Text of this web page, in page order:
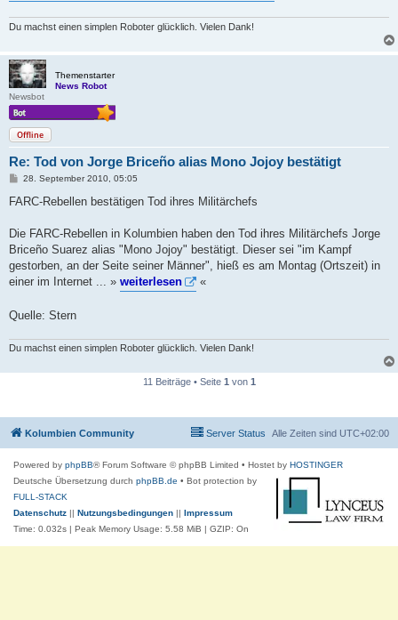
Du machst einen simplen Roboter glücklich. Vielen Dank!
Themenstarter
News Robot
Newsbot
Offline
Re: Tod von Jorge Briceño alias Mono Jojoy bestätigt
B
i
a
28. September 2010, 05:05
FARC-Rebellen bestätigen Tod ihres Militärchefs
Die FARC-Rebellen in Kolumbien haben den Tod ihres Militärchefs Jorge
Briceño Suarez alias "Mono Jojoy" bestätigt. Dieser sei "im Kampf
gestorben, an der Seite seiner Männer", hieß es am Montag (Ortszeit) in
einer im Internet ... » weiterlesen «
Quelle: Stern
Du machst einen simplen Roboter glücklich. Vielen Dank!
11 Beiträge • Seite 1 von 1
Kolumbien Community Alle Zeiten sind UTC+02:00
Server Status
Powered by phpBB® Forum Software © phpBB Limited • Hostet by HOSTINGER
Deutsche Übersetzung durch phpBB.de • Bot protection by
FULL-STACK
Datenschutz
Nutzungsbedingungen
Impressum
Time: 0.032s | Peak Memory Usage: 5.58 MiB | GZIP: On